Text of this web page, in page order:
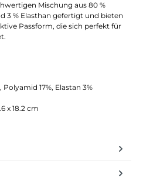
Mischung aus 80 %
3 % Elasthan gefertigt und bieten
Passform, die sich perfekt für
17%, Elastan 3%
x 18.2 cm